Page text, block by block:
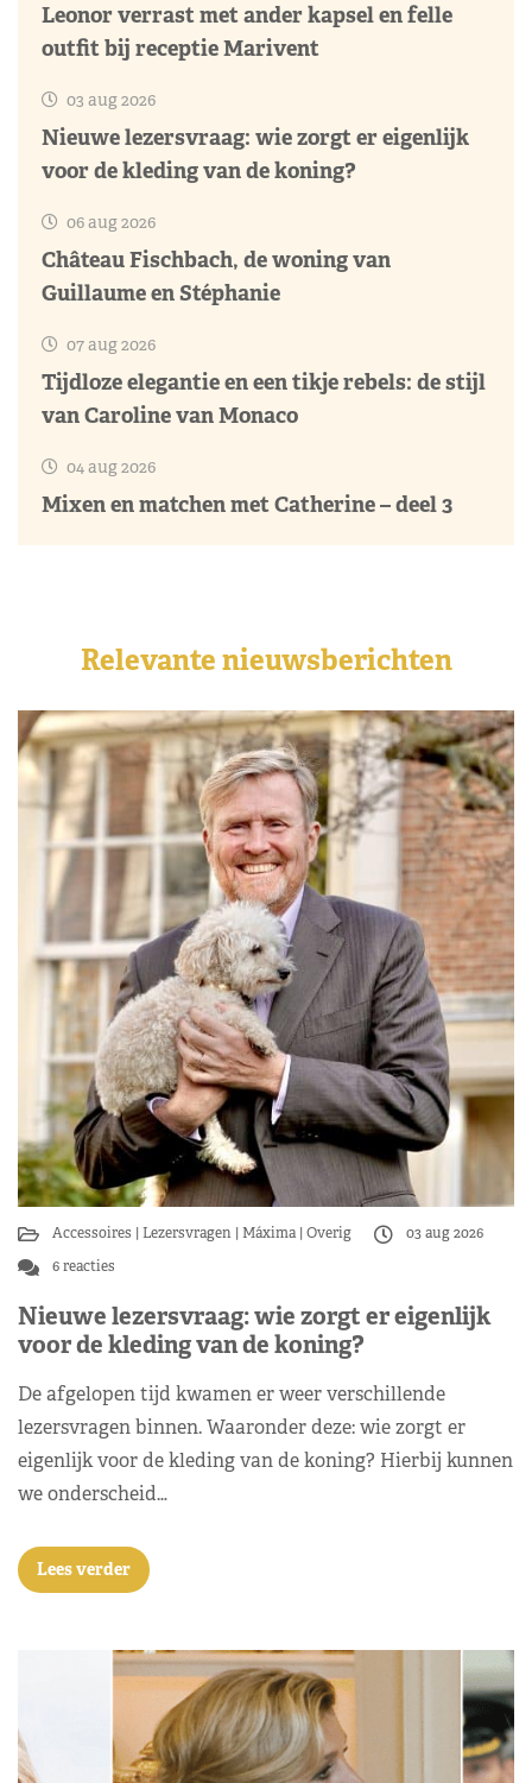
Leonor verrast met ander kapsel en felle
outfit bij receptie Marivent
03 aug 2026
Nieuwe lezersvraag: wie zorgt er eigenlijk
voor de kleding van de koning?
06 aug 2026
Château Fischbach, de woning van
Guillaume en Stéphanie
07 aug 2026
Tijdloze elegantie en een tikje rebels: de stijl
van Caroline van Monaco
04 aug 2026
Mixen en matchen met Catherine – deel 3
Relevante nieuwsberichten
Accessoires Lezersvragen Máxima Overig
03 aug 2026
6 reacties
Nieuwe lezersvraag: wie zorgt er eigenlijk
voor de kleding van de koning?
De afgelopen tijd kwamen er weer verschillende
lezersvragen binnen. Waaronder deze: wie zorgt er
eigenlijk voor de kleding van de koning? Hierbij kunnen
we onderscheid…
Lees verder